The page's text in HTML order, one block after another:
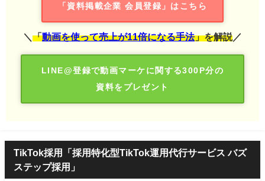
「資料掲載企業 会員登録」はこちら
＼ 「動画を使って売上が11倍になる手法」を解説 ／
LINE@登録で動画マーケに関する300P分の
資料をプレゼント
TikTok採用「採用特化型TikTok運用代行サービス バズ
ステップ採用」